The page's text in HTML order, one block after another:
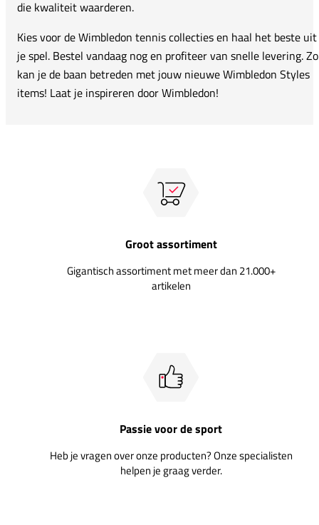
die kwaliteit waarderen.
Kies voor de Wimbledon tennis collecties en haal het beste uit
je spel. Bestel vandaag nog en profiteer van snelle levering. Zo
kan je de baan betreden met jouw nieuwe Wimbledon Styles
items! Laat je inspireren door Wimbledon!
Groot assortiment
Gigantisch assortiment met meer dan 21.000+
artikelen
Passie voor de sport
Heb je vragen over onze producten? Onze specialisten
helpen je graag verder.